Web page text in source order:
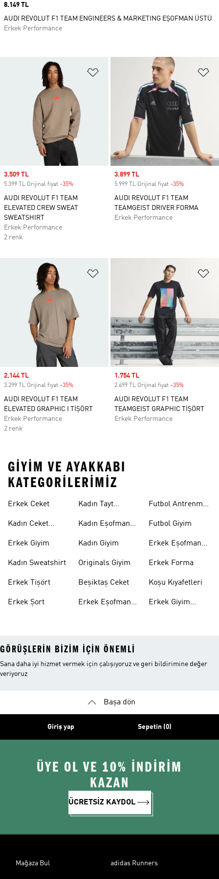
Favori Listesine Ekle
Sale price
3.509 TL
5.399 TL Orijinal fiyat -35%
AUDI REVOLUT F1 TEAM
ELEVATED CREW SWEAT
SWEATSHIRT
Erkek Performance
2 renk
Sale price
3.899 TL
5.999 TL Orijinal fiyat -35%
AUDI REVOLUT F1 TEAM
TEAMGEIST DRIVER FORMA
Erkek Performance
Favori Listesine Ekle
Sale price
2.144 TL
3.299 TL Orijinal fiyat -35%
AUDI REVOLUT F1 TEAM
ELEVATED GRAPHIC I TİŞÖRT
Erkek Performance
2 renk
Sale price
1.754 TL
2.699 TL Orijinal fiyat -35%
AUDI REVOLUT F1 TEAM
TEAMGEIST GRAPHIC TİŞÖRT
Erkek Performance
Price
8.149 TL
AUDI REVOLUT F1 TEAM ENGINEERS & MARKETING EŞOFMAN ÜSTÜ
Erkek Performance
GIYIM VE AYAKKABI
KATEGORILERIMIZ
Erkek Ceket
Kadın Ceket
Erkek Giyim
Kadın Sweatshirt
Erkek Tişört
Erkek Şort
Kadın Tayt
Kadın Eşofman
Kadın Giyim
Originals Giyim
Beşiktaş Ceket
Erkek Eşofman
Futbol Antrenman
Futbol Giyim
Erkek Eşofman
Erkek Forma
Koşu Kıyafetleri
Erkek Giyim
GÖRÜŞLERIN BIZIM IÇIN ÖNEMLI
Sana daha iyi hizmet vermek için çalışıyoruz ve geri bildirimine değer
veriyoruz
Başa dön
Giriş yap Sepetin (0)
ÜYE OL VE 10% İNDİRİM
KAZAN
ÜCRETSİZ KAYDOL
Mağaza Bul adidas Runners